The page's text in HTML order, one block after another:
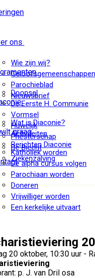
ons
Wie zijn wij?
Geloofsgemeenschappen
Parochieblad
Nieuwsbrief
Doopsel
De Eerste H. Communie
Vormsel
Huwelijk
Priesterschap
De Biecht
Ziekenzalving
Wat is Diaconie?
Activiteiten
Berichten Diaconie
graag
Katholiek worden
De alpha cursus volgen
Parochiaan worden
Doneren
Vrijwilliger worden
Een kerkelijke uitvaart
20 oktober, 10:30 uur -
p. J. van Dril osa